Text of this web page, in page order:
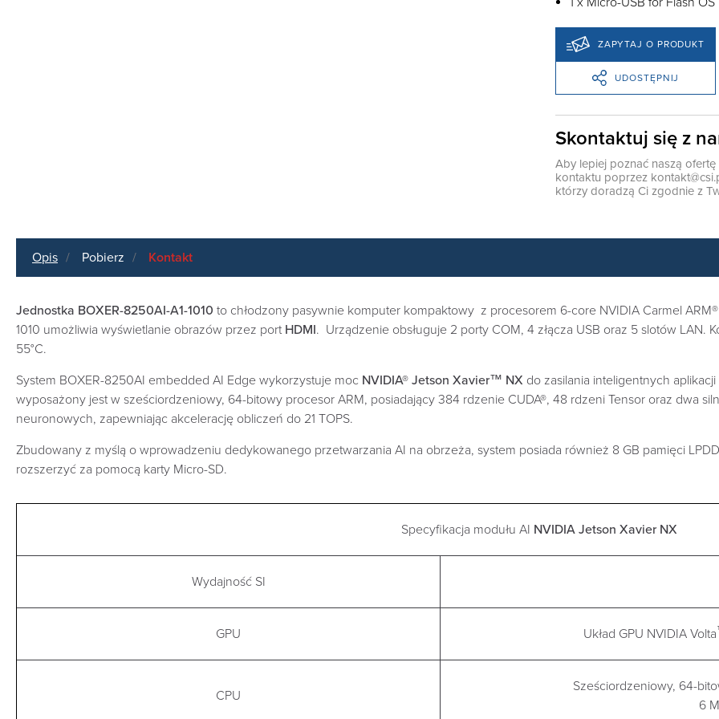
ZAPYTAJ O PRODUKT
UDOSTĘPNIJ
Skontaktuj się z
Aby lepiej poznać naszą
kontaktu poprzez
którzy doradzą Ci zgodnie z
Opis Pobierz Kontakt
Jednostka BOXER-8250AI-A1-1010 to chłodzony pasywnie komputer kompaktowy z procesorem 6-core NVIDIA Carmel
1010 umożliwia wyświetlanie obrazów przez port HDMI. Urządzenie obsługuje 2 porty COM, 4 złącza USB oraz 5 slotów LAN.
55°C.
System BOXER-8250AI embedded AI Edge wykorzystuje moc NVIDIA® Jetson Xavier™ NX do zasilania inteligentnych
wyposażony jest w sześciordzeniowy, 64-bitowy procesor ARM, posiadający 384 rdzenie CUDA®, 48 rdzeni Tensor oraz dwa
neuronowych, zapewniając akcelerację obliczeń do 21 TOPS.
Zbudowany z myślą o wprowadzeniu dedykowanego przetwarzania AI na obrzeża, system posiada również 8 GB pamięci
rozszerzyć za pomocą karty Micro-SD.
Specyfikacja modułu AI NVIDIA Jetson Xavier NX
Wydajność SI
GPU Układ GPU NVIDIA Volta
CPU
Sześciordzeniowy, 64-
6